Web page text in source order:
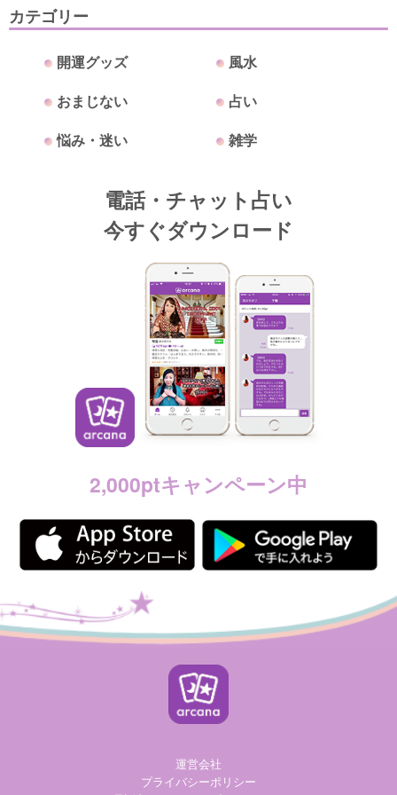
カテゴリー
開運グッズ
風水
おまじない
占い
悩み・迷い
雑学
電話・チャット占い
今すぐダウンロード
2,000ptキャンペーン中
運営会社
プライバシーポリシー